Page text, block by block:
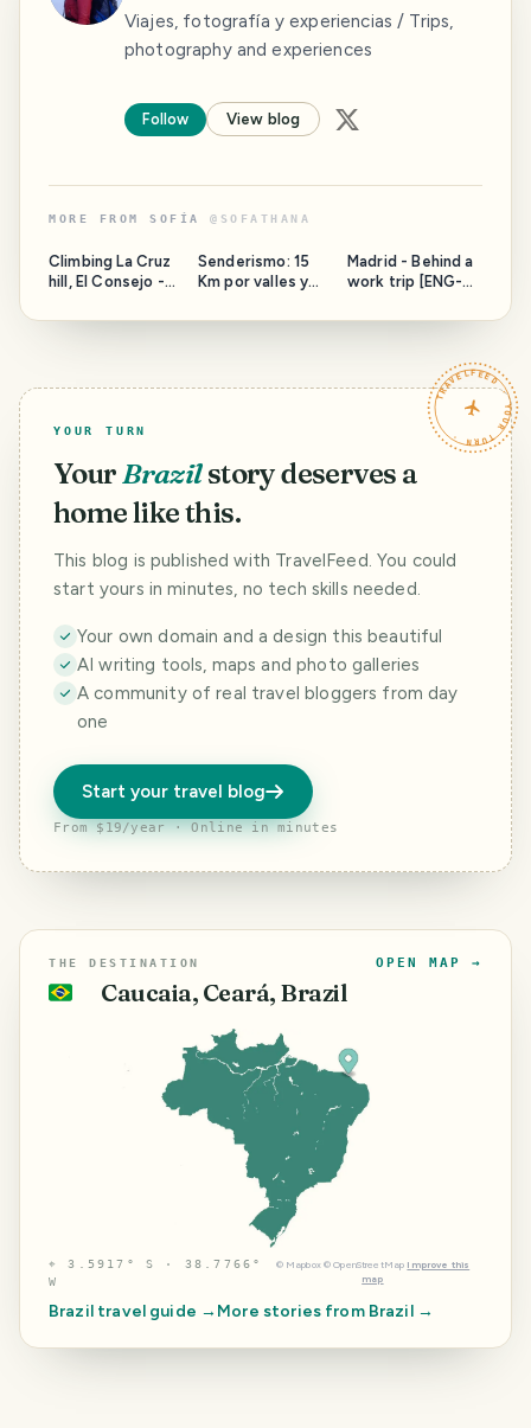
Viajes, fotografía y experiencias / Trips,
photography and experiences
Follow View blog
MORE FROM SOFÍA @ SOFATHANA
Climbing La Cruz
hill, El Consejo -
ESP]
Senderismo: 15
Km por valles y
Aragua,
Venezuela
Madrid - Behind a
work trip [ENG-
TRAVELFEED · YOUR TURN ·
YOUR TURN
Your Brazilstory deserves a
home like this.
This blog is published with TravelFeed. You could
start yours in minutes, no tech skills needed.
Your own domain and a design this beautiful
AI writing tools, maps and photo galleries
A community of real travel bloggers from day
one
Start your travel blog
From $19/year · Online in minutes
THE DESTINATION
🇧🇷 Caucaia, Ceará, Brazil
OPEN MAP →
⌖3.5917° S · 38.7766°
W
© Mapbox © OpenStreetMap Improve this
map
Braziltravel guide → More stories from Brazil→